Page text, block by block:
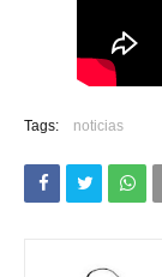
Tags: noticias